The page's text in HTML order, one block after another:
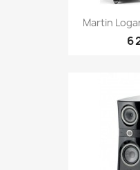
Martin
6